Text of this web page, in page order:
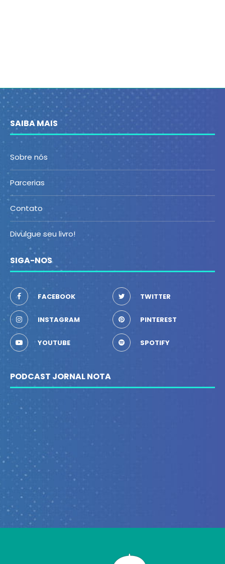
SAIBA MAIS
Sobre nós
Parcerias
Contato
Divulgue seu livro!
SIGA-NOS
FACEBOOK TWITTER
INSTAGRAM PINTEREST
YOUTUBE SPOTIFY
PODCAST JORNAL NOTA